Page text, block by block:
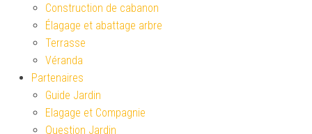
Construction de cabanon
Élagage et abattage arbre
Terrasse
Véranda
Partenaires
Guide Jardin
Elagage et Compagnie
Question Jardin